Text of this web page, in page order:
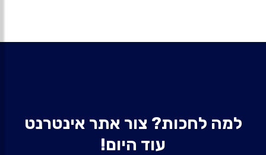
למה לחכות? צור אתר אינטרנט
עוד היום!